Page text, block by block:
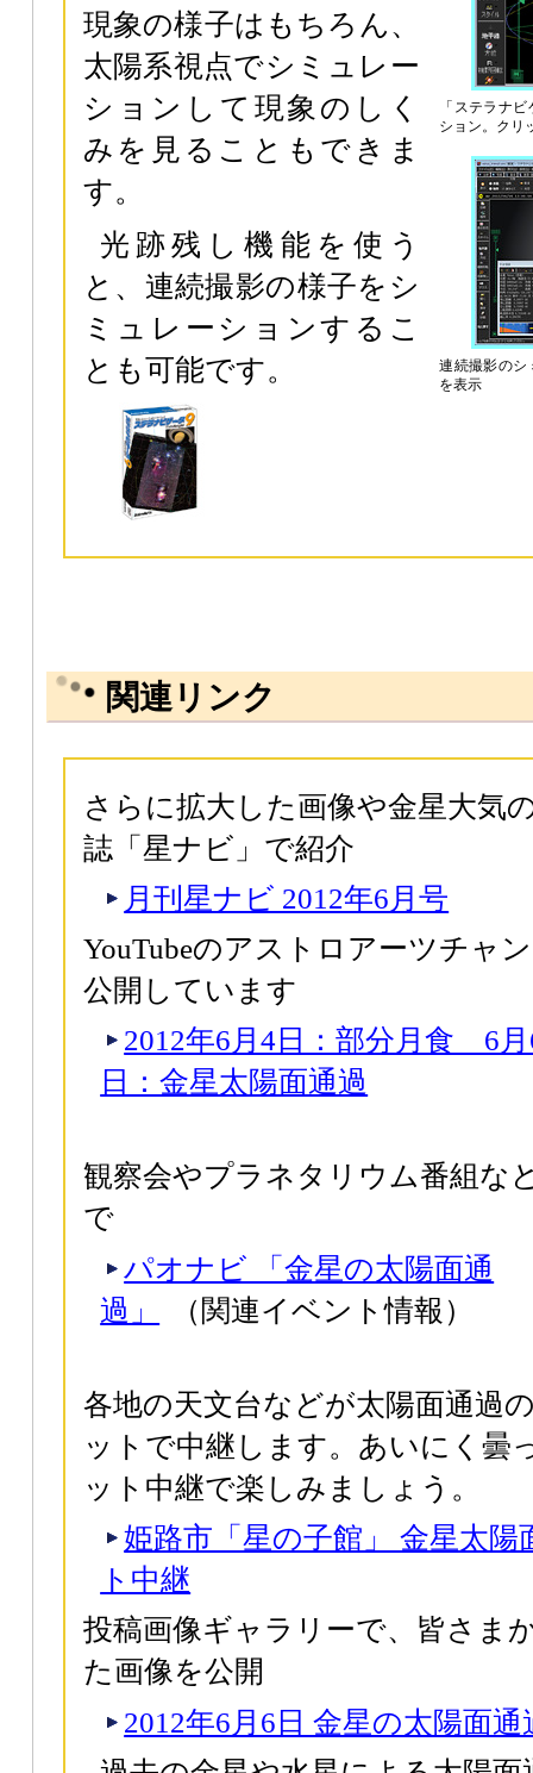
「ステラナ
ション。クリ
連続撮影のシ
を表示
現象の様子はもちろん、
太陽系視点でシミュレー
ションして現象のしく
みを見ることもできま
す。
光跡残し機能を使う
と、連続撮影の様子をシ
ミュレーションするこ
とも可能です。
関連リンク
さらに拡大した画像や金星大気
誌「星ナビ」で紹介
月刊星ナビ 2012年6月号
YouTubeのアストロアーツチャ
公開しています
2012年6月4日：部分月食 6
日：金星太陽面通過
観察会やプラネタリウム番組な
で
パオナビ 「金星の太陽面通
過」
（関連イベント情報）
各地の天文台などが太陽面通過
ットで中継します。あいにく曇
ット中継で楽しみましょう。
姫路市「星の子館」 金星太
ト中継
投稿画像ギャラリーで、皆さま
た画像を公開
2012年6月6日 金星の太陽面通